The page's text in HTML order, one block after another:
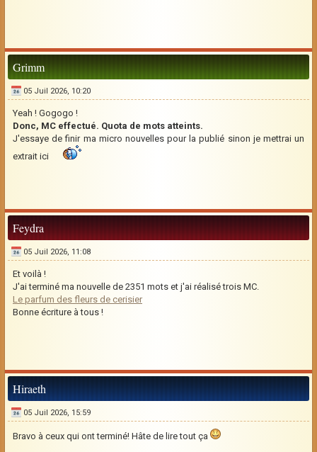
Grimm
05 Juil 2026, 10:20
Yeah ! Gogogo !
Donc, MC effectué. Quota de mots atteints.
J'essaye de finir ma micro nouvelles pour la publié sinon je mettrai un
extrait ici
Feydra
05 Juil 2026, 11:08
Et voilà !
J'ai terminé ma nouvelle de 2351 mots et j'ai réalisé trois MC.
Le parfum des fleurs de cerisier
Bonne écriture à tous !
Hiraeth
05 Juil 2026, 15:59
Bravo à ceux qui ont terminé! Hâte de lire tout ça